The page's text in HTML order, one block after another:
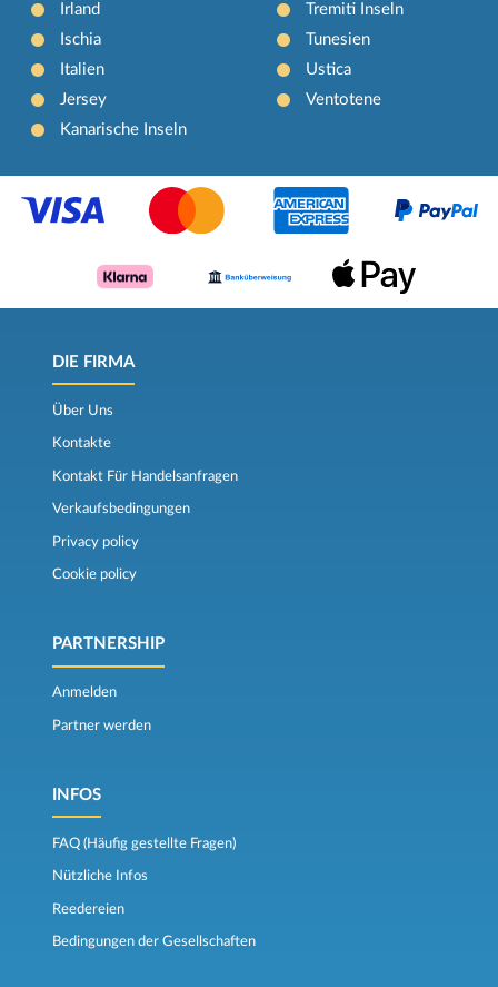
Irland
Ischia
Italien
Jersey
Kanarische Inseln
Tremiti Inseln
Tunesien
Ustica
Ventotene
DIE FIRMA
Über Uns
Kontakte
Kontakt Für Handelsanfragen
Verkaufsbedingungen
Privacy policy
Cookie policy
PARTNERSHIP
Anmelden
Partner werden
INFOS
FAQ (Häufig gestellte Fragen)
Nützliche Infos
Reedereien
Bedingungen der Gesellschaften